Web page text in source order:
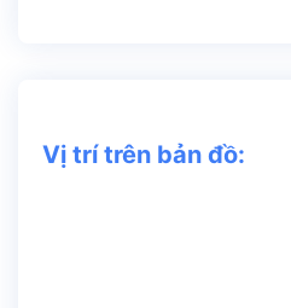
Vị trí trên bản đồ: